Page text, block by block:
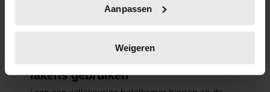
scannen op specifieke eigenschappen (fingerprinting)
verwerkt en stel uw voorkeuren in het
intrekken in de Cookieverklaring.
Aanpassen
Weigeren